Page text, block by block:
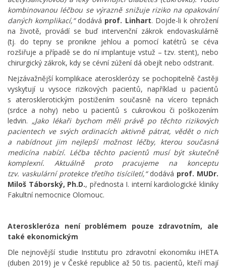
kombinovanou léčbou se výrazně snižuje riziko na opakování
daných komplikací,“ dodává prof. Linhart. Dojde-li k ohrožení
na životě, provádí se buď intervenční zákrok endovaskulárně
(tj. do tepny se pronikne jehlou a pomocí katétrů se céva
rozšiřuje a případě se do ní implantuje vstuž – tzv. stent), nebo
chirurgický zákrok, kdy se cévní zúžení dá obejít nebo odstranit.
Nejzávažnější komplikace aterosklerózy se pochopitelně častěji
vyskytují u vysoce rizikových pacientů, například u pacientů
s aterosklerotickým postižením současně na vícero tepnách
(srdce a nohy) nebo u pacientů s cukrovkou či poškozením
ledvin. „Jako lékaři bychom měli právě po těchto rizikových
pacientech ve svých ordinacích aktivně pátrat, vědět o nich
a nabídnout jim nejlepší možnost léčby, kterou současná
medicína nabízí. Léčba těchto pacientů musí být skutečně
komplexní. Aktuálně proto pracujeme na konceptu
tzv. vaskulární protekce třetího tisíciletí,“dodává prof. MUDr.
Miloš Táborský, Ph.D., přednosta I. interní kardiologické kliniky
Fakultní nemocnice Olomouc.
Ateroskleróza není problémem pouze zdravotním, ale
také ekonomickým
Dle nejnovější studie Institutu pro zdravotní ekonomiku iHETA
(duben 2019) je v České republice až 50 tis. pacientů, kteří mají